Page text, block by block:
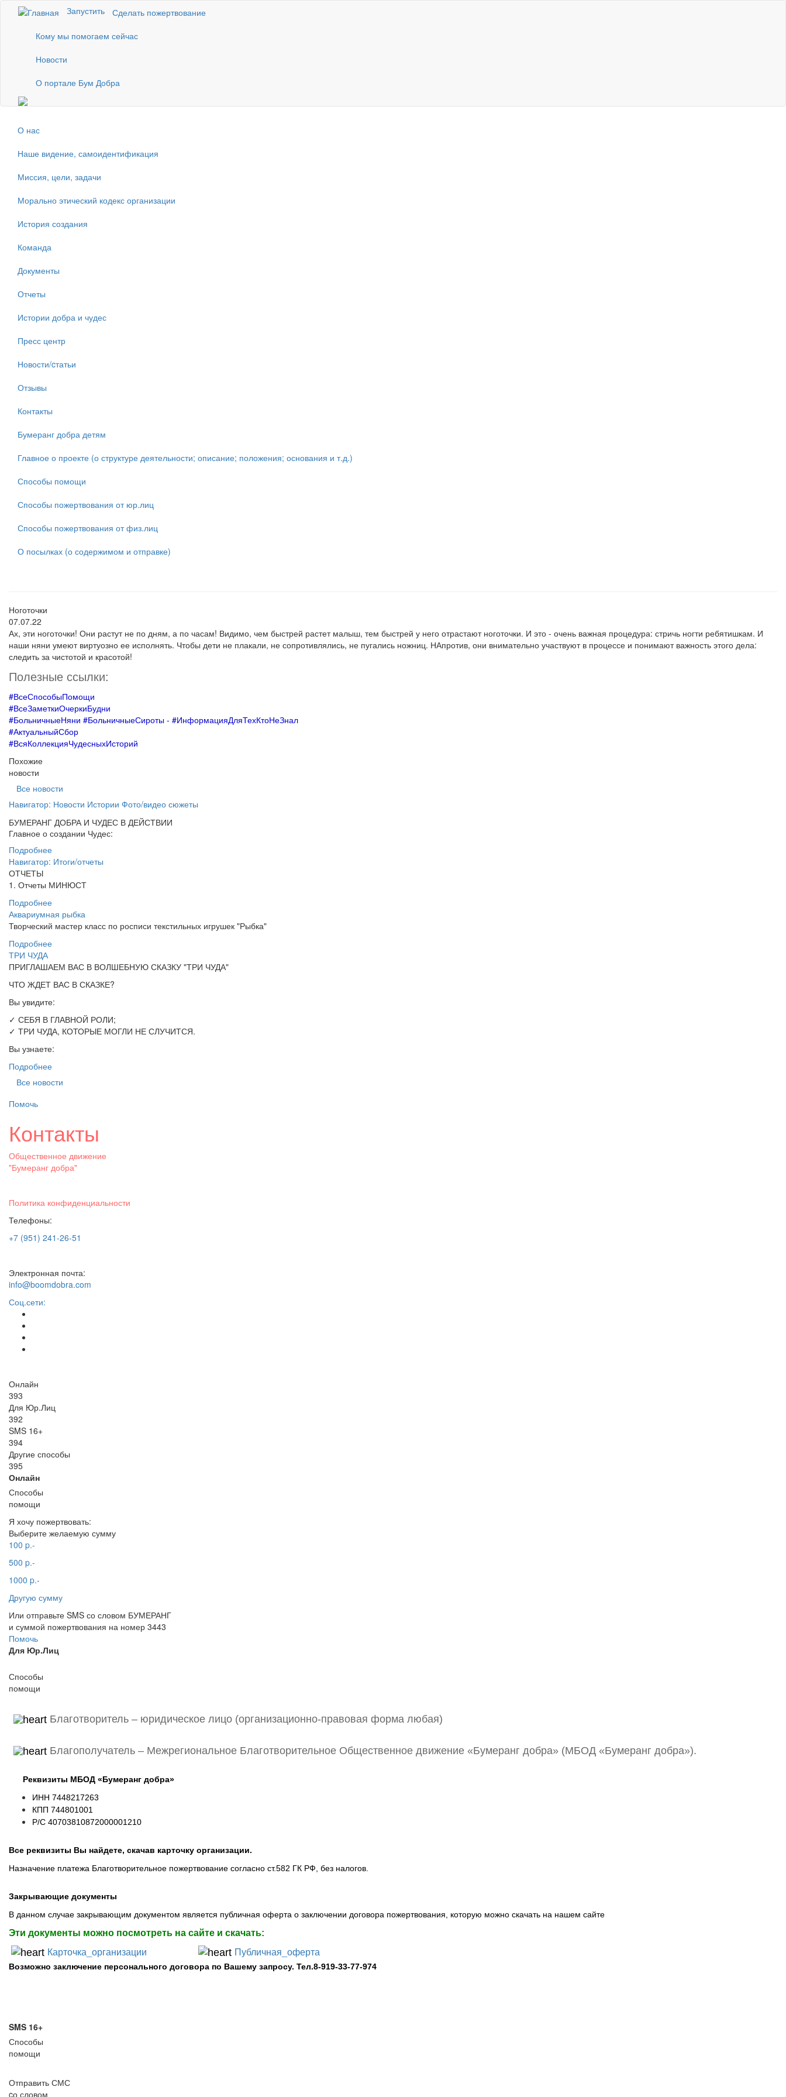
Перейти к основному содержанию
Запустить
Сделать пожертвование
Кому мы помогаем сейчас
Новости
О портале Бум Добра
О нас
Наше видение, самоидентификация
Миссия, цели, задачи
Морально этический кодекс организации
История создания
Команда
Документы
Отчеты
Истории добра и чудес
Пресс центр
Новости/cтатьи
Отзывы
Контакты
Бумеранг добра детям
Главное о проекте (о структуре деятельности; описание; положения; основания и т.д.)
Способы помощи
Способы пожертвования от юр.лиц
Способы пожертвования от физ.лиц
О посылках (о содержимом и отправке)
Ноготочки
07.07.22
Ах, эти ноготочки! Они растут не по дням, а по часам! Видимо, чем быстрей растет малыш, тем быстрей у него отрастают ноготочки. И это - очень важная процедура: стричь ногти ребятишкам. И
наши няни умеют виртуозно ее исполнять. Чтобы дети не плакали, не сопротивлялись, не пугались ножниц. НАпротив, они внимательно участвуют в процессе и понимают важность этого дела:
следить за чистотой и красотой!
Полезные ссылки:
#ВсеСпособыПомощи
#ВсеЗаметкиОчеркиБудни
#БольничныеНяни #БольничныеСироты - #ИнформацияДляТехКтоНеЗнал
#АктуальныйСбор
#ВсяКоллекцияЧудесныхИсторий
Похожие
новости
Все новости
Навигатор: Новости Истории Фото/видео сюжеты ⠀ ⠀
БУМЕРАНГ ДОБРА И ЧУДЕС В ДЕЙСТВИИ
Главное о создании Чудес:
Подробнее
Навигатор: Итоги/отчеты
ОТЧЕТЫ
1. Отчеты МИНЮСТ
Подробнее
Аквариумная рыбка
Творческий мастер класс по росписи текстильных игрушек "Рыбка"
Подробнее
ТРИ ЧУДА
ПРИГЛАШАЕМ ВАС В ВОЛШЕБНУЮ СКАЗКУ "ТРИ ЧУДА"
ЧТО ЖДЕТ ВАС В СКАЗКЕ?
Вы увидите:
✓ СЕБЯ В ГЛАВНОЙ РОЛИ;
✓ ТРИ ЧУДА, КОТОРЫЕ МОГЛИ НЕ СЛУЧИТСЯ.
Вы узнаете:
Подробнее
Все новости
Помочь
Контакты
Общественное движение
"Бумеранг добра"
Политика конфиденциальности
Телефоны:
+7 (951) 241-26-51
Электронная почта:
info@boomdobra.com
Соц.сети:
Онлайн
393
Для Юр.Лиц
392
SMS 16+
394
Другие способы
395
Онлайн
Способы
помощи
Я хочу пожертвовать:
Выберите желаемую сумму
100 p.-
500 p.-
1000 p.-
Другую сумму
Или отправьте SMS со словом БУМЕРАНГ
и суммой пожертвования на номер 3443
Помочь
Для Юр.Лиц
Способы
помощи
Благотворитель – юридическое лицо (организационно-правовая форма любая)
Благополучатель – Межрегиональное Благотворительное Общественное движение «Бумеранг добра» (МБОД «Бумеранг добра»).
Реквизиты МБОД «Бумеранг добра»
ИНН 7448217263
КПП 744801001
Р/С 40703810872000001210
Все реквизиты Вы найдете, скачав карточку организации.
Назначение платежа Благотворительное пожертвование согласно ст.582 ГК РФ, без налогов.
Закрывающие документы
В данном случае закрывающим документом является публичная оферта о заключении договора пожертвования, которую можно скачать на нашем сайте
Эти документы можно посмотреть на сайте и скачать:
Карточка_организации Публичная_оферта
Возможно заключение персонального договора по Вашему запросу. Тел.8-919-33-77-974
SMS 16+
Способы
помощи
Отправить СМС
cо словом